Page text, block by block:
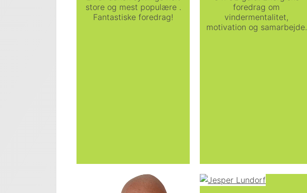
store og mest populære .
Fantastiske foredrag!
foredrag om
vindermentalitet,
motivation og samarbejde.